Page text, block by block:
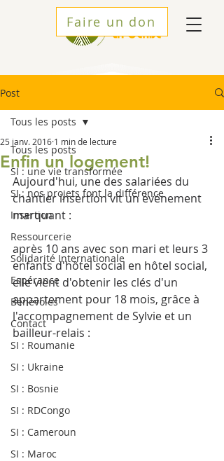
Faire un don
Post
Tous les posts
SI : une vie transformée
SI : nos projets font la différence
Insertion
Ressourcerie
Solidarité Internationale
Espérance
Bénévoles
Contact
SI : Roumanie
SI : Ukraine
SI : Bosnie
SI : RDCongo
SI : Cameroun
SI : Maroc
Tous les posts
Enfin un logement!
25 janv. 2016 1 min de lecture
Aujourd'hui, une des salariées du
chantier insertion vit un événement
marquant :
après 10 ans avec son mari et leurs 3
enfants d'hôtel social en hôtel social,
elle vient d'obtenir les clés d'un
appartement pour 18 mois, grâce à
l'accompagnement de Sylvie et un
bailleur-relais :